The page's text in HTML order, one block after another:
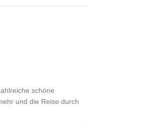
schöne
und die Reise durch